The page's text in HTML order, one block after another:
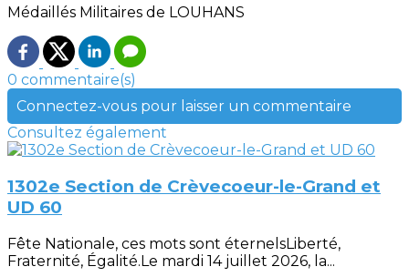
Médaillés Militaires de LOUHANS
0 commentaire(s)
Connectez-vous pour laisser un commentaire
Consultez également
1302e Section de Crèvecoeur-le-Grand et
UD 60
Fête Nationale, ces mots sont éternelsLiberté,
Fraternité, Égalité.Le mardi 14 juillet 2026, la...